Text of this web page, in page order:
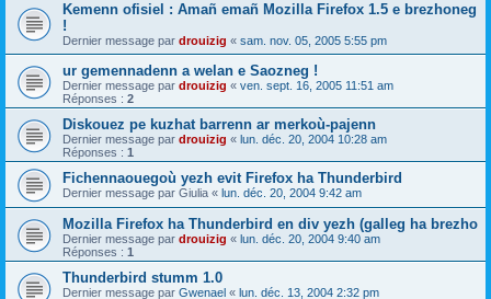
Kemenn ofisiel : Amañ emañ Mozilla Firefox 1.5 e brezhoneg
!
Dernier message par drouizig « sam. nov. 05, 2005 5:55 pm
ur gemennadenn a welan e Saozneg !
Dernier message par drouizig « ven. sept. 16, 2005 11:51 am
Réponses : 2
Diskouez pe kuzhat barrenn ar merkoù-pajenn
Dernier message par drouizig « lun. déc. 20, 2004 10:28 am
Réponses : 1
Fichennaouegoù yezh evit Firefox ha Thunderbird
Dernier message par Giulia « lun. déc. 20, 2004 9:42 am
Mozilla Firefox ha Thunderbird en div yezh (galleg ha brezho
Dernier message par drouizig « lun. déc. 20, 2004 9:40 am
Réponses : 1
Thunderbird stumm 1.0
Dernier message par Gwenael « lun. déc. 13, 2004 2:32 pm